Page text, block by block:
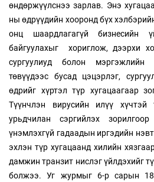
өндөржүүлснээ зарлав. Энэ
ны өдрүүдийн хооронд бүх
онц шаардлагагүй бизнесийн
байгуулахыг хориглож, дээрхи
сургуулиуд болон мэргэжлийн
төвүүдээс бусад цэцэрлэг,
өдрийг хүртэл түр хугацаагаар
Түүнчлэн вирусийн илүү хүчтэй
урьдчилан сэргийлэх
үнэмлэхгүй гадаадын иргэдийн
эхлэн түр хугацаанд хилийн
дамжин транзит нислэг үйлдэхийг
болжээ. Уг журмыг 6-р сарын 18